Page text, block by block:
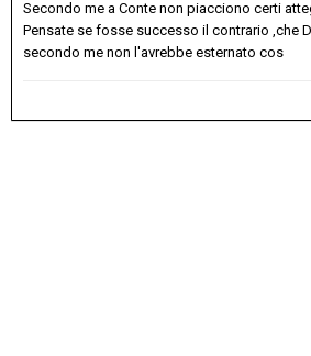
Secondo me a Conte non piacciono certi
Pensate se fosse successo il contrario ,che
secondo me non l'avrebbe esternato cos